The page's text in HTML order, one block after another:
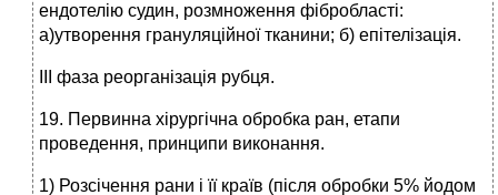
ендотелію судин, розмноження фібробласті:
а)утворення грануляційної тканини; б) епітелізація.
ІІІ фаза реорганізація рубця.
19. Первинна хірургічна обробка ран, етапи
проведення, принципи виконання.
1) Розсічення рани і її країв (після обробки 5% йодом